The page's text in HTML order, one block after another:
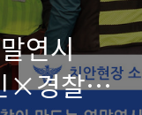
연시
×경찰